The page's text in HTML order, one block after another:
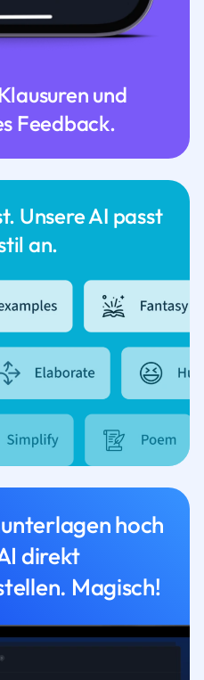
Unsere AI passt
an.
und
Feedback.
hoch
direkt
Magisch!